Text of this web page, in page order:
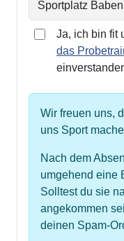
Ja, ich bin fit
das
Wir freuen uns,
uns Sport
Nach dem
umgehend eine
Solltest du sie
angekommen
deinen Spam-